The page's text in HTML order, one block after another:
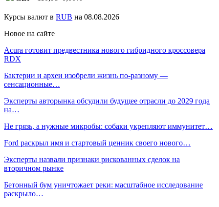
Курсы валют в RUB на 08.08.2026
Новое на сайте
Acura готовит предвестника нового гибридного кроссовера
RDX
Бактерии и археи изобрели жизнь по-разному —
сенсационные…
Эксперты авторынка обсудили будущее отрасли до 2029 года
на…
Не грязь, а нужные микробы: собаки укрепляют иммунитет…
Ford раскрыл имя и стартовый ценник своего нового…
Эксперты назвали признаки рискованных сделок на
вторичном рынке
Бетонный бум уничтожает реки: масштабное исследование
раскрыло…